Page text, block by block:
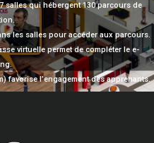
salles qui hébergent 130 parcours de
les salles pour accéder aux parcours.
virtuelle permet de compléter le e-
favorise l’engagement des apprenants.